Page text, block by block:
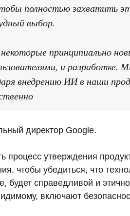
полностью захватить
выбор.
принципиально
и разработке.
внедрению ИИ в наши
директор Google.
процесс утверждения
чтобы убедиться, что
будет справедливой и
включают